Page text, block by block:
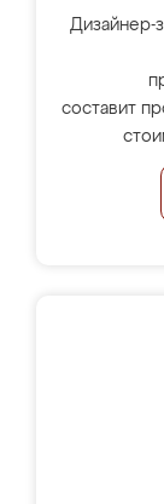
Дизайнер-
составит